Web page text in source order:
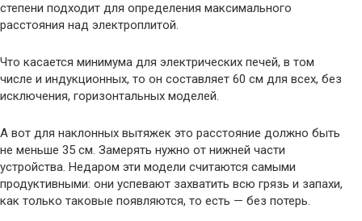
степени подходит для определения максимального
расстояния над электроплитой.
Что касается минимума для электрических печей, в том
числе и индукционных, то он составляет 60 см для всех, без
исключения, горизонтальных моделей.
А вот для наклонных вытяжек это расстояние должно быть
не меньше 35 см. Замерять нужно от нижней части
устройства. Недаром эти модели считаются самыми
продуктивными: они успевают захватить всю грязь и запахи,
как только таковые появляются, то есть — без потерь.